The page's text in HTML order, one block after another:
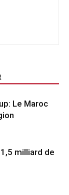
Le Maroc
milliard de